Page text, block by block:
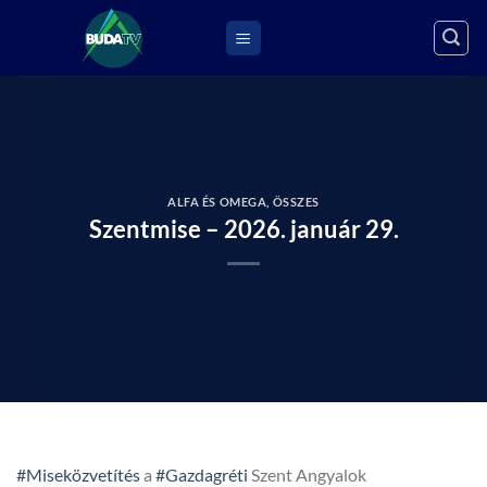
ALFA ÉS OMEGA ÖSSZES
Szentmise – 2026. január 29.
#Miseközvetítésa #Gazdagréti Szent Angyalok